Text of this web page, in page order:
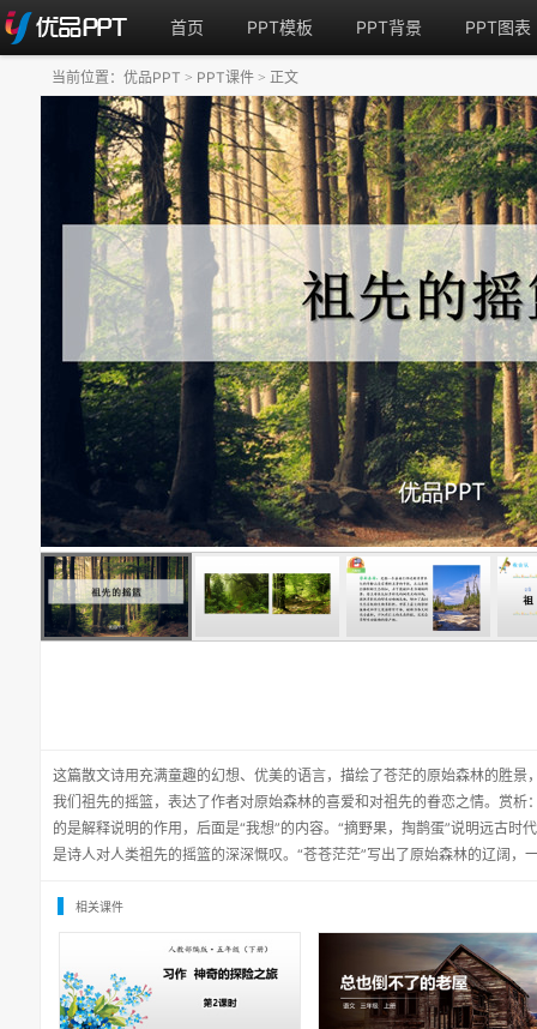
首页 PPT模板 PPT背景 PPT图表
这篇散文诗用充满童趣的幻想、优美的语言，描绘了苍茫的原始森林的胜
我们祖先的摇篮，表达了作者对原始森林的喜爱和对祖先的眷恋之情。赏析
的是解释说明的作用，后面是“我想”的内容。“摘野果，掏鹊蛋”说明远古时
是诗人对人类祖先的摇篮的深深慨叹。“苍苍茫茫”写出了原始森林的辽阔，
当前位置： 优品PPT > PPT课件 > 正文
相关课件